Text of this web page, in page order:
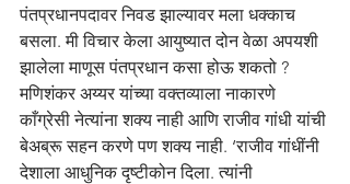
पंतप्रधानपदावर निवड झाल्यावर मला धक्काच
बसला. मी विचार केला आयुष्यात दोन वेळा अपयशी
झालेला माणूस पंतप्रधान कसा होऊ शकतो ?
मणिशंकर अय्यर यांच्या वक्तव्याला नाकारणे
काँग्रेसी नेत्यांना शक्य नाही आणि राजीव गांधी यांची
बेअब्रू सहन करणे पण शक्य नाही. ‘राजीव गांधींनी
देशाला आधुनिक दृष्टीकोन दिला. त्यांनी